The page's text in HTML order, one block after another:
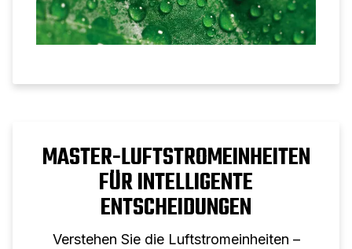
MASTER-LUFTSTROMEINHEITEN
FÜR INTELLIGENTE
ENTSCHEIDUNGEN
Verstehen Sie die Luftstromeinheiten –